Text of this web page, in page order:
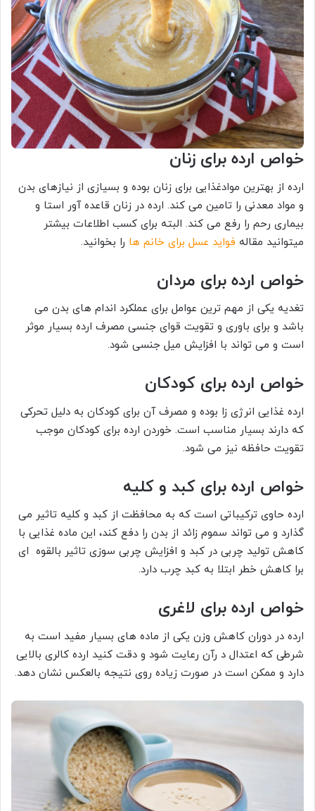
خواص ارده برای زنان
ارده از بهترین موادغذایی برای زنان بوده و بسیازی از نیازهای بدن
و مواد معدنی را تامین می کند. ارده در زنان قاعده آور استا و
بیماری رحم را رفع می کند. البته برای کسب اطلاعات بیشتر
میتوانید مقاله فواید عسل برای خانم ها را بخوانید.
خواص ارده برای مردان
تغدیه یکی از مهم ترین عوامل برای عملکرد اندام های بدن می
باشد و برای باوری و تقویت قوای جنسی مصرف ارده بسیار موثر
است و می تواند با افزایش میل جنسی شود.
خواص ارده برای کودکان
ارده غذایی انرژی زا بوده و مصرف آن برای کودکان به دلیل تحرکی
که دارند بسیار مناسب است. خوردن ارده برای کودکان موجب
تقویت حافظه نیز می شود.
خواص ارده برای کبد و کلیه
ارده حاوی ترکیباتی است که به محافظت از کبد و کلیه تاثیر می
گذارد و می تواند سموم زائد از بدن را دفع کند، این ماده غذایی با
کاهش تولید چربی در کبد و افزایش چربی سوزی تاثیر بالقوه ای
برا کاهش خطر ابتلا به کبد چرب دارد.
خواص ارده برای لاغری
ارده در دوران کاهش وزن یکی از ماده های بسیار مفید است به
شرطی که اعتدال د رآن رعایت شود و دقت کنید ارده کالری بالایی
دارد و ممکن است در صورت زیاده روی نتیجه بالعکس نشان دهد.